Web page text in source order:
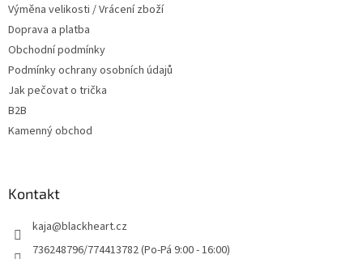
Výměna velikosti / Vrácení zboží
Doprava a platba
Obchodní podmínky
Podmínky ochrany osobních údajů
Jak pečovat o trička
B2B
Kamenný obchod
Kontakt
kaja@blackheart.cz
736248796/774413782 (Po-Pá 9:00 - 16:00)